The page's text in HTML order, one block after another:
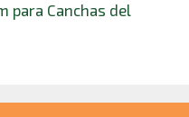
para Canchas del